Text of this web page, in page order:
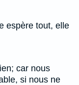
espère tout, elle
car nous
si nous ne